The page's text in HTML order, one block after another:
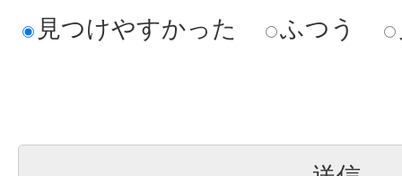
見つけやすかった
ふつう